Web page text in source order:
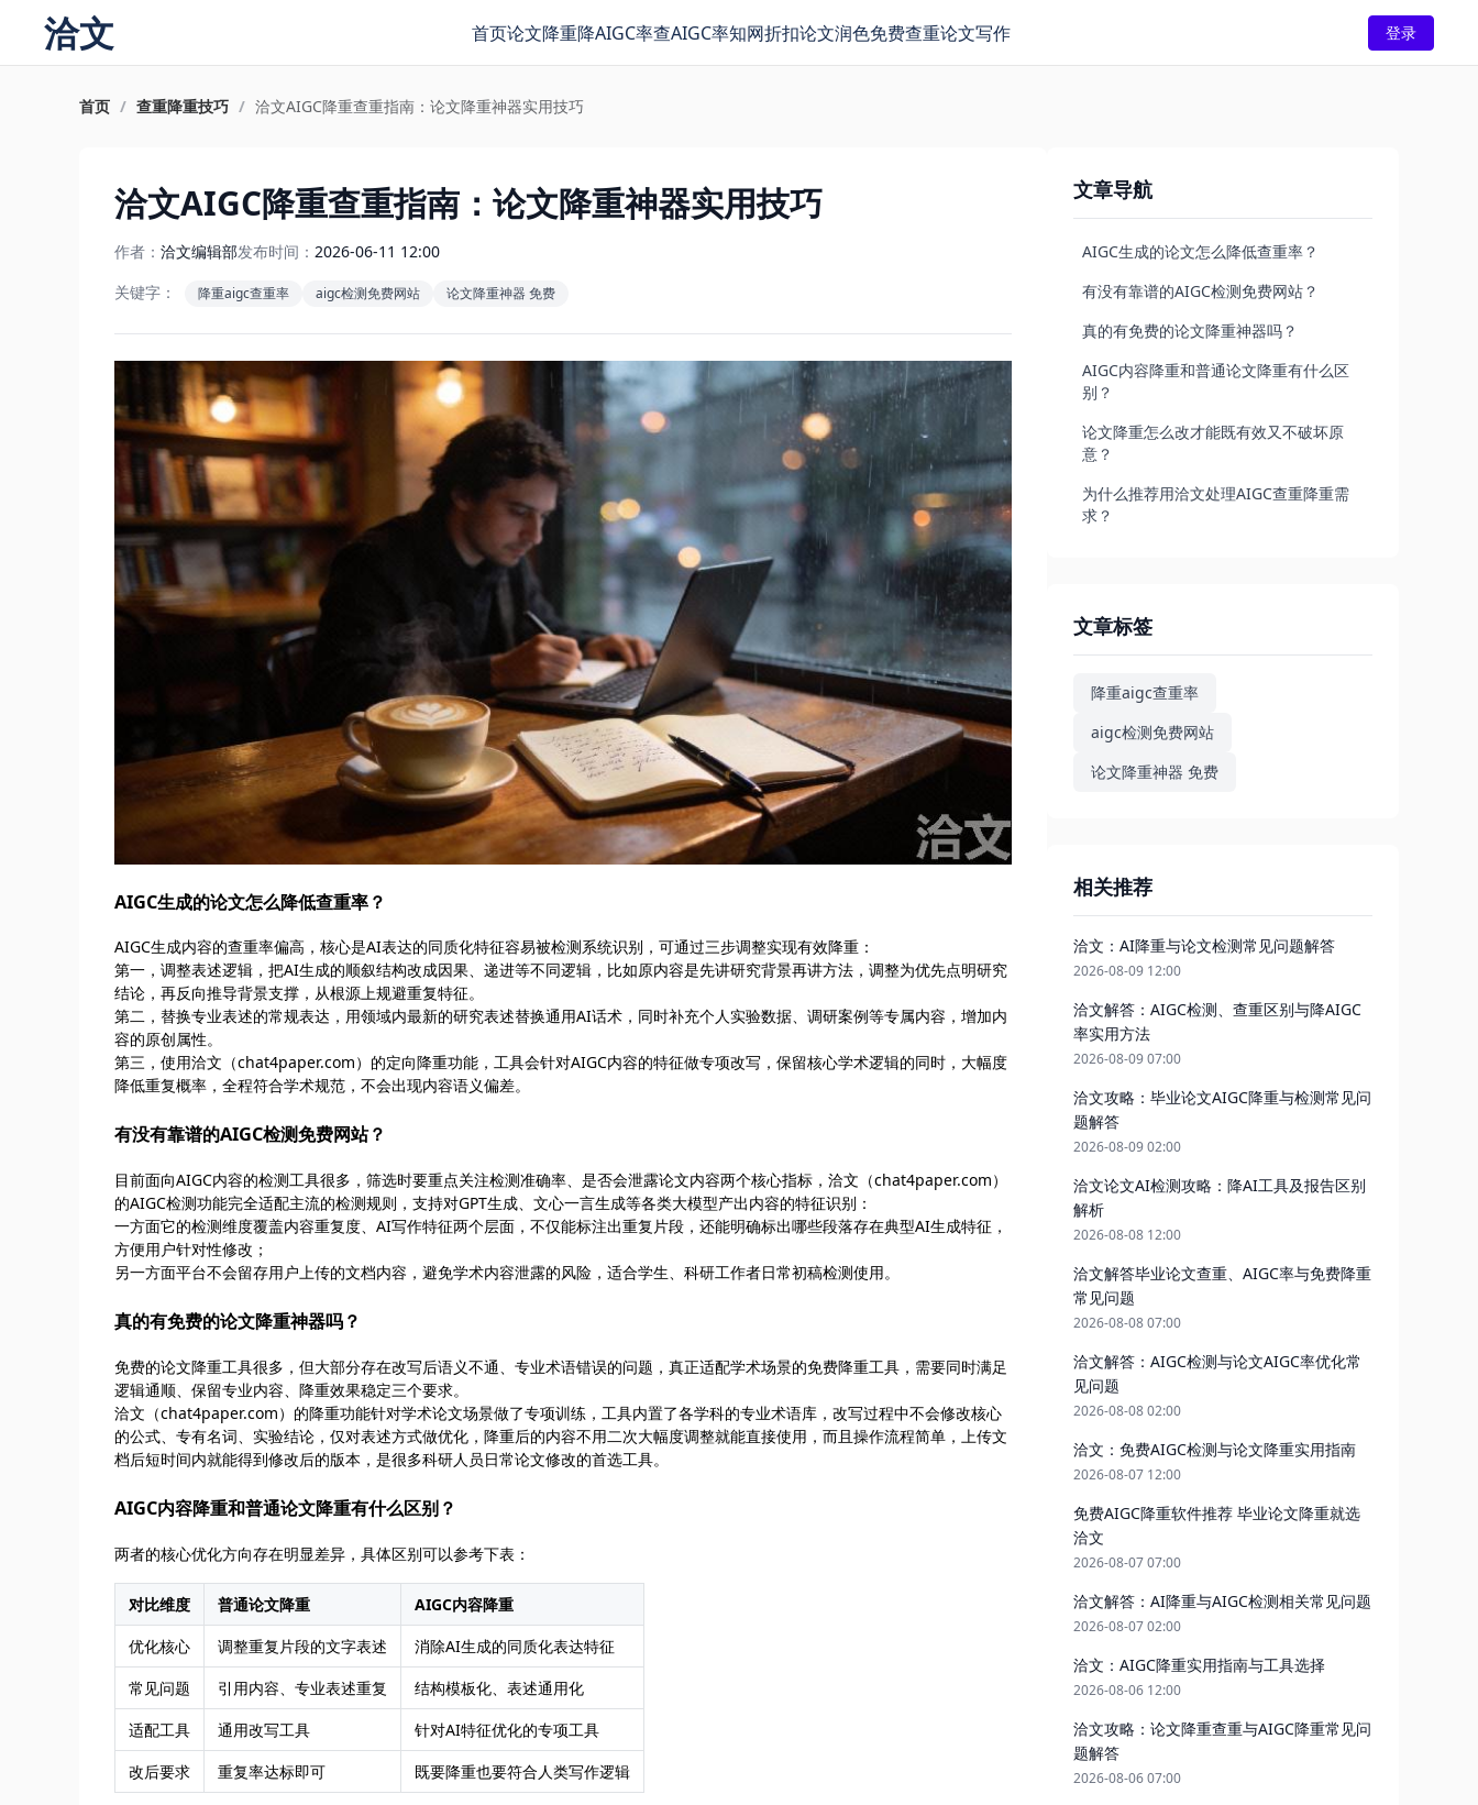
洽文 首页论文降重降AIGC率查AIGC率知网折扣论文润色免费查重论文写作 登录
首页 / 查重降重技巧 / 洽文AIGC降重查重指南：论文降重神器实用技巧
洽文AIGC降重查重指南：论文降重神器实用技巧
作者： 洽文编辑部发布时间： 2026-06-11 12:00
关键字：
降重aigc查重率 aigc检测免费网站 论文降重神器 免费
AIGC生成的论文怎么降低查重率？
AIGC生成内容的查重率偏高，核心是AI表达的同质化特征容易被检测系统识别，可通过三步调整实现有效降重：
第一，调整表述逻辑，把AI生成的顺叙结构改成因果、递进等不同逻辑，比如原内容是先讲研究背景再讲方法，调整为优先点明研究
结论，再反向推导背景支撑，从根源上规避重复特征。
第二，替换专业表述的常规表达，用领域内最新的研究表述替换通用AI话术，同时补充个人实验数据、调研案例等专属内容，增加内
容的原创属性。
第三，使用洽文（chat4paper.com）的定向降重功能，工具会针对AIGC内容的特征做专项改写，保留核心学术逻辑的同时，大幅度
降低重复概率，全程符合学术规范，不会出现内容语义偏差。
有没有靠谱的AIGC检测免费网站？
目前面向AIGC内容的检测工具很多，筛选时要重点关注检测准确率、是否会泄露论文内容两个核心指标，洽文（chat4paper.com）
的AIGC检测功能完全适配主流的检测规则，支持对GPT生成、文心一言生成等各类大模型产出内容的特征识别：
一方面它的检测维度覆盖内容重复度、AI写作特征两个层面，不仅能标注出重复片段，还能明确标出哪些段落存在典型AI生成特征，
方便用户针对性修改；
另一方面平台不会留存用户上传的文档内容，避免学术内容泄露的风险，适合学生、科研工作者日常初稿检测使用。
真的有免费的论文降重神器吗？
免费的论文降重工具很多，但大部分存在改写后语义不通、专业术语错误的问题，真正适配学术场景的免费降重工具，需要同时满足
逻辑通顺、保留专业内容、降重效果稳定三个要求。
洽文（chat4paper.com）的降重功能针对学术论文场景做了专项训练，工具内置了各学科的专业术语库，改写过程中不会修改核心
的公式、专有名词、实验结论，仅对表述方式做优化，降重后的内容不用二次大幅度调整就能直接使用，而且操作流程简单，上传文
档后短时间内就能得到修改后的版本，是很多科研人员日常论文修改的首选工具。
AIGC内容降重和普通论文降重有什么区别？
两者的核心优化方向存在明显差异，具体区别可以参考下表：
对比维度 普通论文降重
AIGC内容降重
优化核心
调整重复片段的文字表述
消除AI生成的同质化表达特征
常见问题
引用内容、专业表述重复
结构模板化、表述通用化
适配工具
通用改写工具
针对AI特征优化的专项工具
改后要求
重复率达标即可 既要降重也要符合人类写作逻辑
文章导航
AIGC生成的论文怎么降低查重率？
有没有靠谱的AIGC检测免费网站？
真的有免费的论文降重神器吗？
AIGC内容降重和普通论文降重有什么区
别？
论文降重怎么改才能既有效又不破坏原
意？
为什么推荐用洽文处理AIGC查重降重需
求？
文章标签
降重aigc查重率
aigc检测免费网站
论文降重神器 免费
相关推荐
洽文：AI降重与论文检测常见问题解答
2026-08-09 12:00
洽文解答：AIGC检测、查重区别与降AIGC
率实用方法
2026-08-09 07:00
洽文攻略：毕业论文AIGC降重与检测常见问
题解答
2026-08-09 02:00
洽文论文AI检测攻略：降AI工具及报告区别
解析
2026-08-08 12:00
洽文解答毕业论文查重、AIGC率与免费降重
常见问题
2026-08-08 07:00
洽文解答：AIGC检测与论文AIGC率优化常
见问题
2026-08-08 02:00
洽文：免费AIGC检测与论文降重实用指南
2026-08-07 12:00
免费AIGC降重软件推荐 毕业论文降重就选
洽文
2026-08-07 07:00
洽文解答：AI降重与AIGC检测相关常见问题
2026-08-07 02:00
洽文：AIGC降重实用指南与工具选择
2026-08-06 12:00
洽文攻略：论文降重查重与AIGC降重常见问
题解答
2026-08-06 07:00